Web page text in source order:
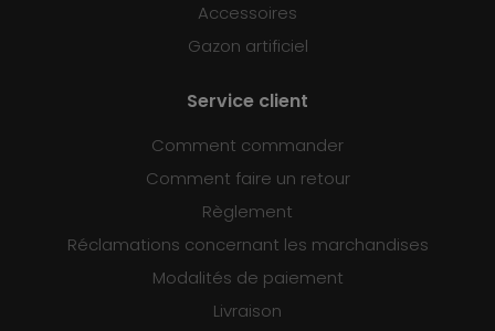
Accessoires
Gazon artificiel
Service client
Comment commander
Comment faire un retour
Règlement
Réclamations concernant les marchandises
Modalités de paiement
Livraison